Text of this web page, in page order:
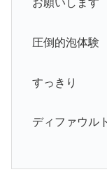
お願いします
圧倒的泡体験
すっきり
ディファウル